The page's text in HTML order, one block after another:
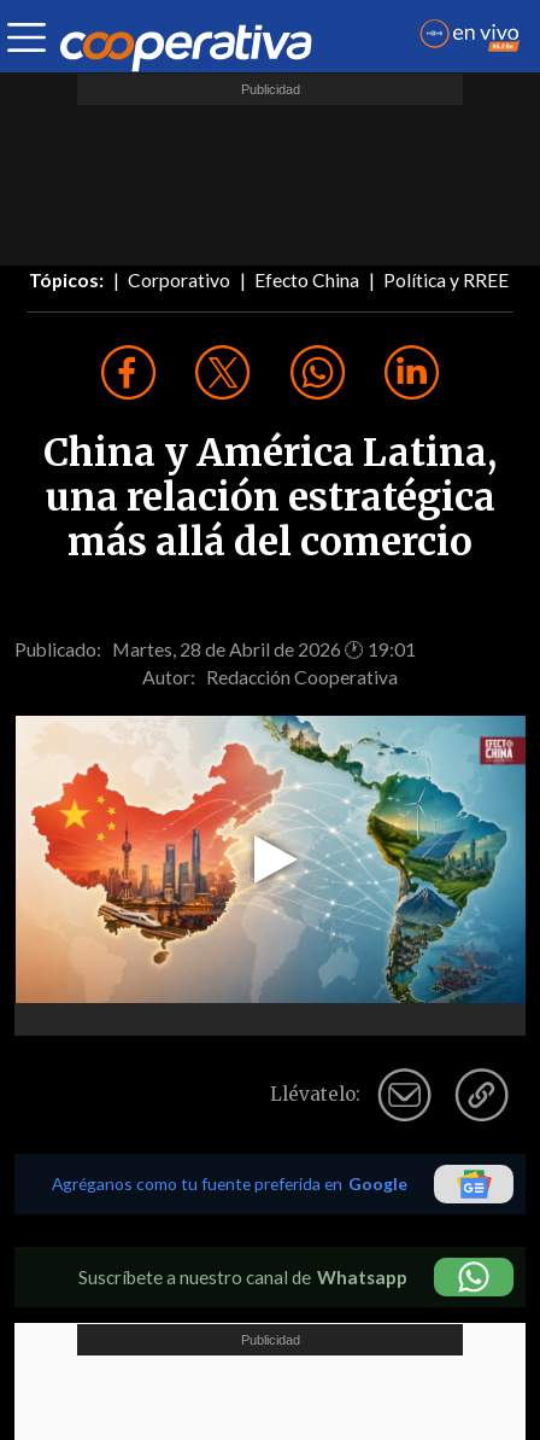
Tópicos: Corporativo Efecto China Política y RREE
China y América Latina,
una relación estratégica
más allá del comercio
Publicado: Martes, 28 de Abril de 2026 🕐 19:01
Autor: Redacción Cooperativa
Play
Video
Llévatelo:
Agréganos como tu fuente preferida en Google
Suscríbete a nuestro canal de Whatsapp